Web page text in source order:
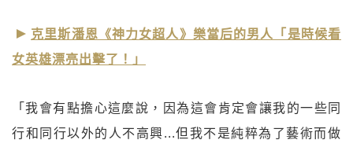
克里斯潘恩《神力女超人》樂當后的男人「是時候看
女英雄漂亮出擊了！」
「我會有點擔心這麼說，因為這會肯定會讓我的一些同
行和同行以外的人不高興...但我不是純粹為了藝術而做